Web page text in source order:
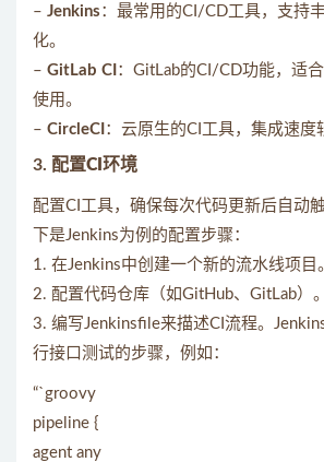
– Jenkins ：最常用的CI/CD工具，支持
化。
– GitLab CI ：GitLab的CI/CD功能，适
使用。
– CircleCI ：云原生的CI工具，集成速度
3. 配置CI环境
配置CI工具，确保每次代码更新后自动
下是Jenkins为例的配置步骤：
1. 在Jenkins中创建一个新的流水线项目
2. 配置代码仓库（如GitHub、GitLab）。
3. 编写Jenkinsfile来描述CI流程。
行接口测试的步骤，例如：
“`groovy
pipeline {
agent any